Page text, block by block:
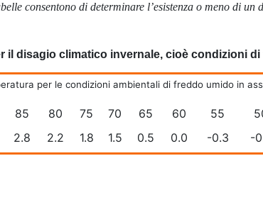
consentono di determinare l’esistenza o meno di un
il disagio climatico invernale, cioè condizioni
per le condizioni ambientali di freddo umido in
85 80 75 70 65 60 55
2.8 2.2 1.8 1.5 0.5 0.0 -0.3 -